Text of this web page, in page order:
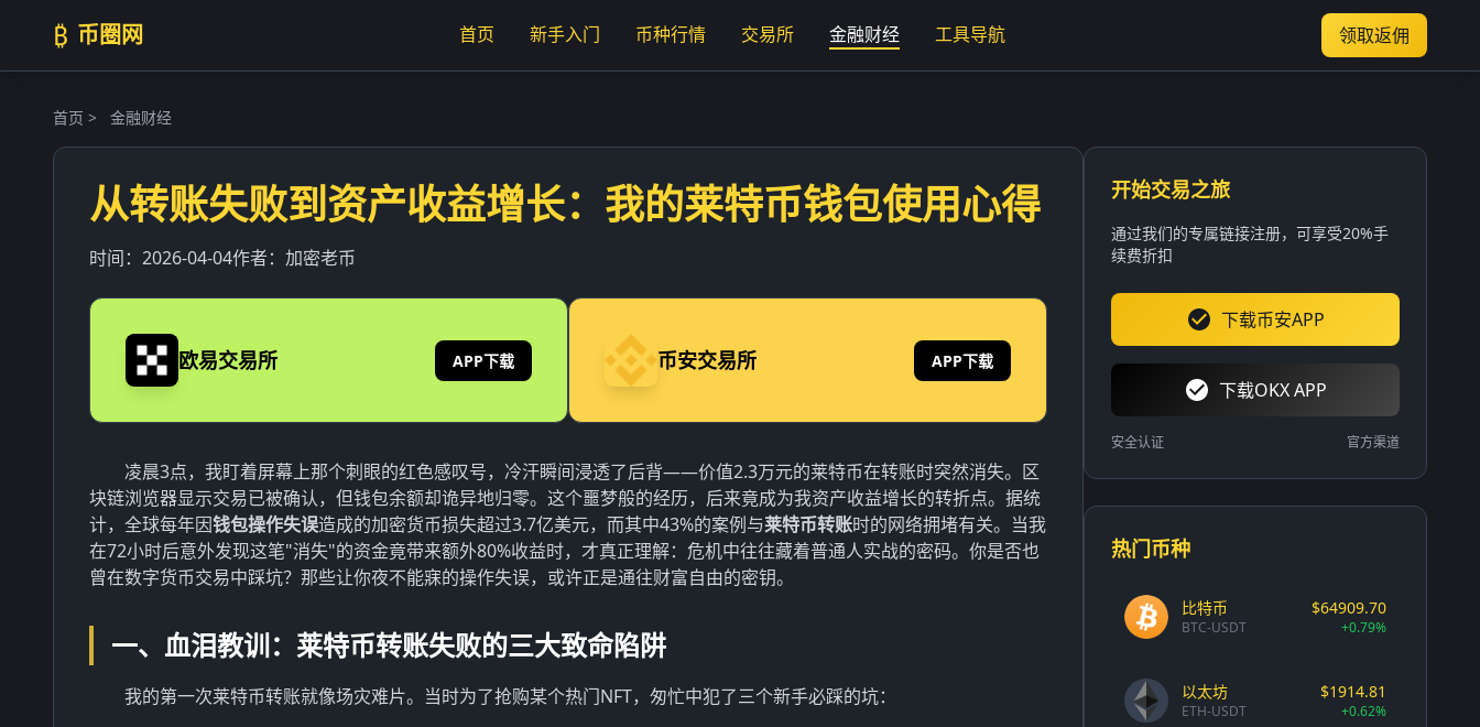
₿ 币圈网 首页 新手入门 币种行情 交易所 金融财经 工具导航 领取返佣
首页 > 金融财经
从转账失败到资产收益增长：我的莱特币钱包使用心得
时间： 2026-04-04作者： 加密老币
欧易交易所 APP下载 币安交易所 APP下载
凌晨3点，我盯着屏幕上那个刺眼的红色感叹号，冷汗瞬间浸透了后背——价值2.3万元的莱特币在转账时突然消失。区
块链浏览器显示交易已被确认，但钱包余额却诡异地归零。这个噩梦般的经历，后来竟成为我资产收益增长的转折点。据统
计，全球每年因钱包操作失误造成的加密货币损失超过3.7亿美元，而其中43%的案例与莱特币转账时的网络拥堵有关。当我
在72小时后意外发现这笔"消失"的资金竟带来额外80%收益时，才真正理解：危机中往往藏着普通人实战的密码。你是否也
曾在数字货币交易中踩坑？那些让你夜不能寐的操作失误，或许正是通往财富自由的密钥。
一、血泪教训：莱特币转账失败的三大致命陷阱
我的第一次莱特币转账就像场灾难片。当时为了抢购某个热门NFT，匆忙中犯了三个新手必踩的坑：
开始交易之旅
通过我们的专属链接注册，可享受20%手
续费折扣
下载币安APP
下载OKX APP
安全认证 官方渠道
热门币种
比特币
BTC-USDT
$64909.70
+0.79%
以太坊
ETH-USDT
$1914.81
+0.62%